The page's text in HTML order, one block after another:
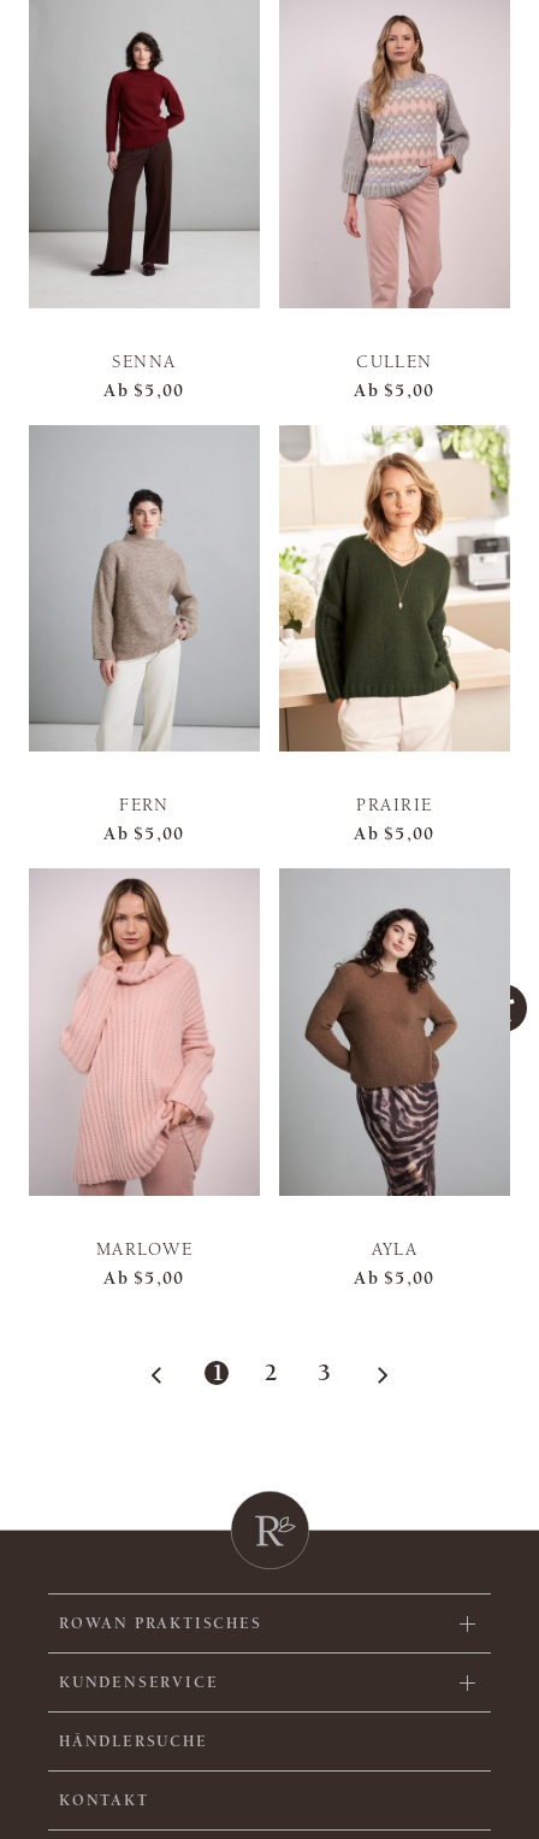
SENNA
Ab $5,00
CULLEN
Ab $5,00
FERN
Ab $5,00
PRAIRIE
Ab $5,00
MARLOWE
Ab $5,00
AYLA
Ab $5,00
1 2 3
ROWAN PRAKTISCHES
KUNDENSERVICE
HÄNDLERSUCHE
KONTAKT